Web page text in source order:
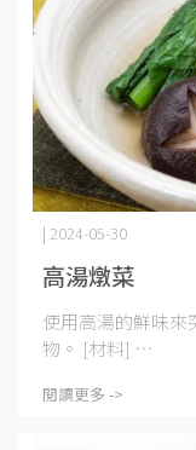
高湯燉菜
| 2024-05-30
使用高湯的鮮味來
物。 [材料] ⋯
閱讀更多 ->